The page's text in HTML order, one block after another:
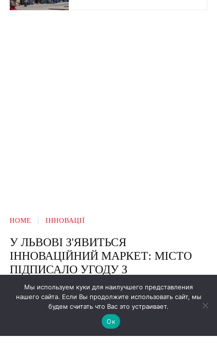
Мы используем куки для наилучшего представления
нашего сайта. Если Вы продолжите использовать сайт, мы
будем считать что Вас это устраивает.
Ок